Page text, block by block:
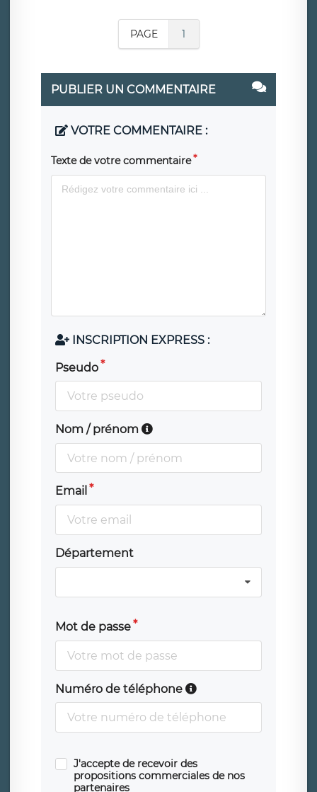
PAGE 1
PUBLIER UN COMMENTAIRE
VOTRE COMMENTAIRE :
Texte de votre commentaire
INSCRIPTION EXPRESS :
Pseudo
Nom / prénom
Email
Département
Mot de passe
Numéro de téléphone
J'accepte de recevoir des
propositions commerciales de nos
partenaires